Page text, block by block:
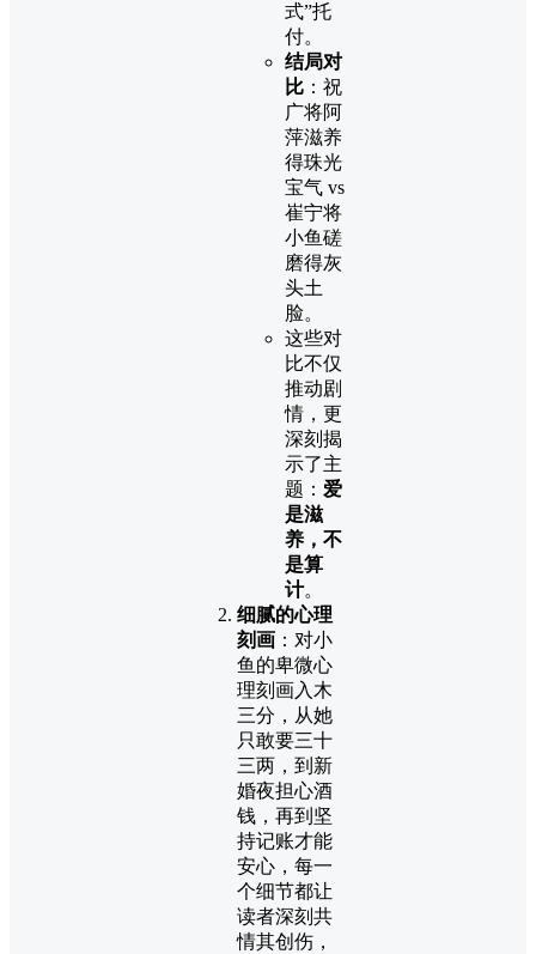
式”托
付。
结局对
比 ：祝
广将阿
萍滋养
得珠光
宝气 vs
崔宁将
小鱼磋
磨得灰
头土
脸。
这些对
比不仅
推动剧
情，更
深刻揭
示了主
题： 爱
是滋
养，不
是算
计。
细腻的心理
刻画 ：对小
鱼的卑微心
理刻画入木
三分，从她
只敢要三十
三两，到新
婚夜担心酒
钱，再到坚
持记账才能
安心，每一
个细节都让
读者深刻共
情其创伤，